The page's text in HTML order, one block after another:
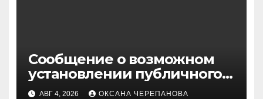
Сообщение о возможном
установлении публичного
сервитута
АВГ 4, 2026 ОКСАНА ЧЕРЕПАНОВА